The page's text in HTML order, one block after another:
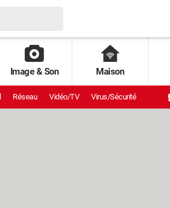
Image & Son Maison
Réseau Vidéo/TV Virus/Sécurité